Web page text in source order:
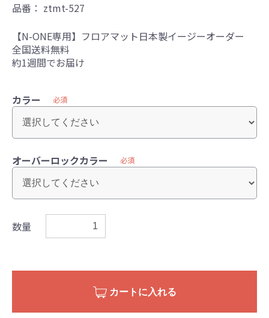
品番： ztmt-527
【N-ONE専用】フロアマット日本製イージーオーダー
全国送料無料
約1週間でお届け
カラー 必須
オーバーロックカラー 必須
数量
カートに入れる